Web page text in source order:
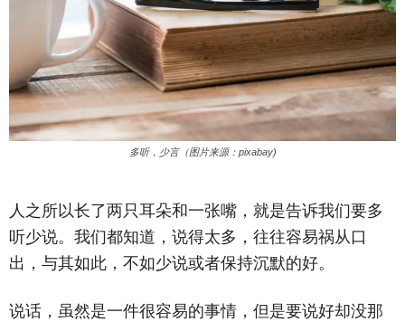
多听，少言（图片来源：pixabay)
人之所以长了两只耳朵和一张嘴，就是告诉我们要多
听少说。我们都知道，说得太多，往往容易祸从口
出，与其如此，不如少说或者保持沉默的好。
说话，虽然是一件很容易的事情，但是要说好却没那